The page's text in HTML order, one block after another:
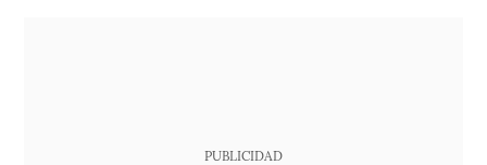
PUBLICIDAD